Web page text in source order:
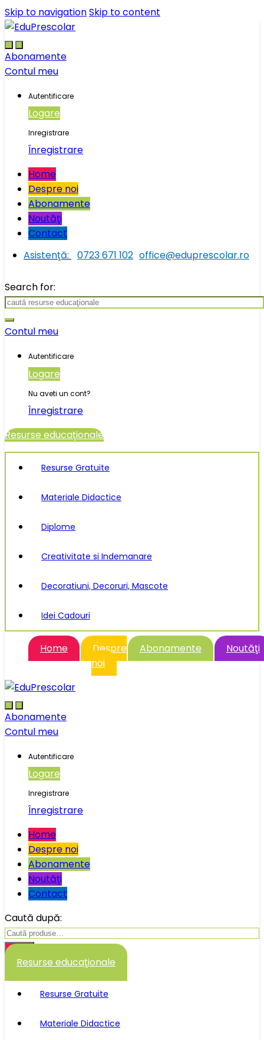
Skip to navigationSkip to content
Abonamente
Contul meu
Autentificare
Logare
Inregistrare
Înregistrare
Home
Despre noi
Abonamente
Noutăţi
Contact
Asistenţă:
0723 671 102 office@eduprescolar.ro
Search for:
Contul meu
Autentificare
Logare
Nu aveti un cont?
Înregistrare
Resurse educaţionale
Resurse Gratuite
Materiale Didactice
Diplome
Creativitate si Indemanare
Decoratiuni, Decoruri, Mascote
Idei Cadouri
Home
Despre
noi
Abonamente Noutăţi
Abonamente
Contul meu
Autentificare
Logare
Inregistrare
Înregistrare
Home
Despre noi
Abonamente
Noutăţi
Contact
Caută după:
Caută
Resurse educaţionale
Resurse Gratuite
Materiale Didactice